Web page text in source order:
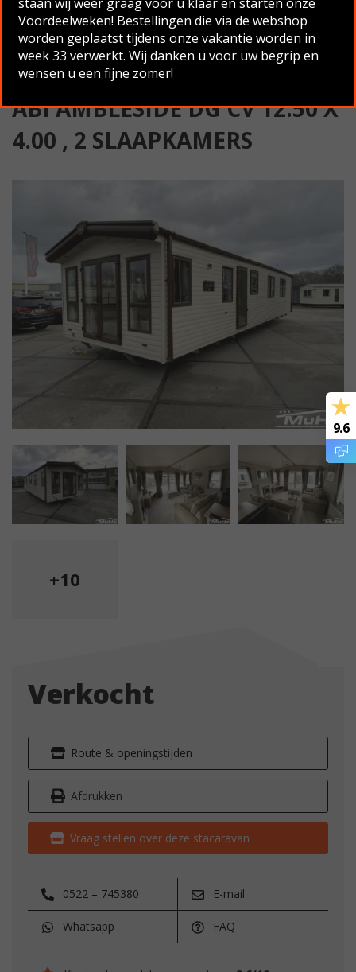
Slaapkamers
Terug naar overzicht
ABI AMBLESIDE DG CV 12.50 X
4.00 , 2 SLAAPKAMERS
+10
Verkocht
Route & openingstijden
Afdrukken
Vraag stellen over deze stacaravan
0522 – 745380 E-mail
Whatsapp FAQ
Voordeelweken! Bestellingen die via de webshop
worden geplaatst tijdens onze vakantie worden in
week 33 verwerkt. Wij danken u voor uw begrip en
wensen u een fijne zomer!
9.6